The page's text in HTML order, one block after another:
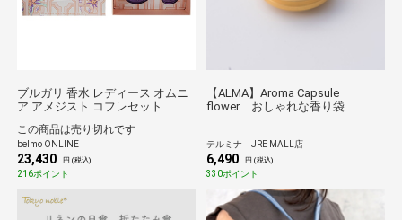
ブルガリ 香水 レディース オムニ
ア アメジスト コフレセット
ンス BVLGARI 新品 未使用
この商品は売り切れです
belmo ONLINE
23,430 円 (税込)
216ポイント
【ALMA】Aroma Capsule
flower おしゃれな香り袋
テルミナ JRE MALL店
6,490 円 (税込)
330ポイント